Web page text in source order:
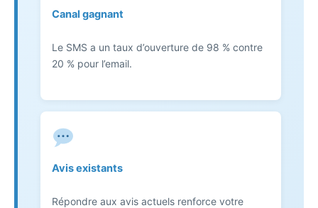
Canal gagnant
Le SMS a un taux d’ouverture de 98 % contre
20 % pour l’email.
Avis existants
Répondre aux avis actuels renforce votre